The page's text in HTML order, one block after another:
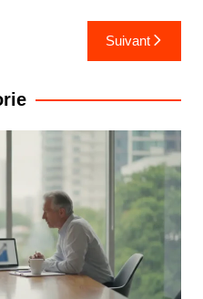
Suivant